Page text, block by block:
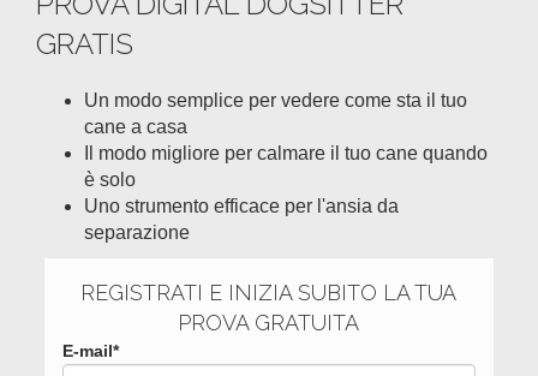
GRATIS
Un modo semplice per vedere come sta il tuo
cane a casa
Il modo migliore per calmare il tuo cane quando
è solo
Uno strumento efficace per l'ansia da
separazione
REGISTRATI E INIZIA SUBITO LA TUA
PROVA GRATUITA
E-mail*